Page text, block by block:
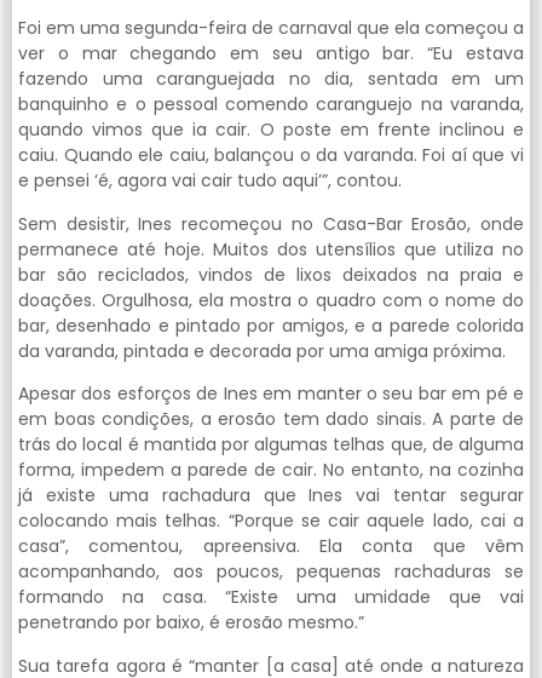
Foi em uma segunda-feira de carnaval que ela começou a
ver o mar chegando em seu antigo bar. “Eu estava
fazendo uma caranguejada no dia, sentada em um
banquinho e o pessoal comendo caranguejo na varanda,
quando vimos que ia cair. O poste em frente inclinou e
caiu. Quando ele caiu, balançou o da varanda. Foi aí que vi
e pensei ‘é, agora vai cair tudo aqui’”, contou.
Sem desistir, Ines recomeçou no Casa-Bar Erosão, onde
permanece até hoje. Muitos dos utensílios que utiliza no
bar são reciclados, vindos de lixos deixados na praia e
doações. Orgulhosa, ela mostra o quadro com o nome do
bar, desenhado e pintado por amigos, e a parede colorida
da varanda, pintada e decorada por uma amiga próxima.
Apesar dos esforços de Ines em manter o seu bar em pé e
em boas condições, a erosão tem dado sinais. A parte de
trás do local é mantida por algumas telhas que, de alguma
forma, impedem a parede de cair. No entanto, na cozinha
já existe uma rachadura que Ines vai tentar segurar
colocando mais telhas. “Porque se cair aquele lado, cai a
casa”, comentou, apreensiva. Ela conta que vêm
acompanhando, aos poucos, pequenas rachaduras se
formando na casa. “Existe uma umidade que vai
penetrando por baixo, é erosão mesmo.”
Sua tarefa agora é “manter [a casa] até onde a natureza